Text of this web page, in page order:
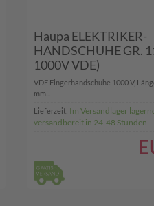
Haupa ELEKTRIKER-
HANDSCHUHE GR.
1000V VDE)
VDE Fingerhandschuhe 1000 V,
mm...
Lieferzeit: Im Versandlager
versandbereit in 24-48 Stunden